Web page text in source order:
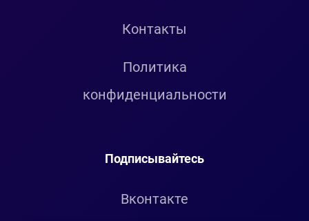
Контакты
Политика
конфиденциальности
Подписывайтесь
Вконтакте